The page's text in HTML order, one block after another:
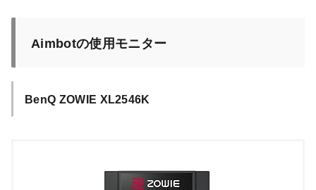
Aimbotの使用モニター
BenQ ZOWIE XL2546K